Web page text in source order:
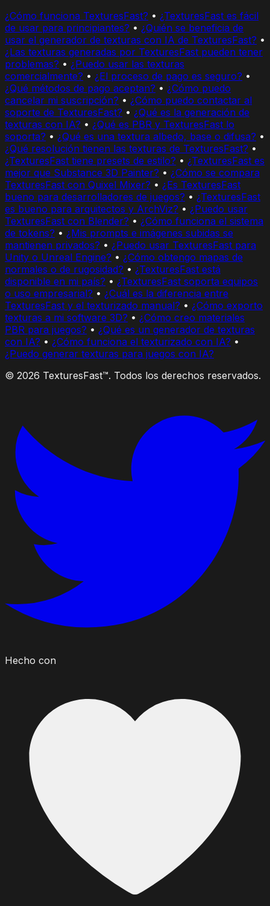
¿Cómo funciona TexturesFast? • ¿TexturesFast es fácil
de usar para principiantes? • ¿Quién se beneficia de
usar el generador de texturas con IA de TexturesFast? •
¿Las texturas generadas por TexturesFast pueden tener
problemas? • ¿Puedo usar las texturas
comercialmente? • ¿El proceso de pago es seguro? •
¿Qué métodos de pago aceptan? • ¿Cómo puedo
cancelar mi suscripción? • ¿Cómo puedo contactar al
soporte de TexturesFast? • ¿Qué es la generación de
texturas con IA? • ¿Qué es PBR y TexturesFast lo
soporta? • ¿Qué es una textura albedo, base o difusa? •
¿Qué resolución tienen las texturas de TexturesFast? •
¿TexturesFast tiene presets de estilo? • ¿TexturesFast es
mejor que Substance 3D Painter? • ¿Cómo se compara
TexturesFast con Quixel Mixer? • ¿Es TexturesFast
bueno para desarrolladores de juegos? • ¿TexturesFast
es bueno para arquitectos y ArchViz? • ¿Puedo usar
TexturesFast con Blender? • ¿Cómo funciona el sistema
de tokens? • ¿Mis prompts e imágenes subidas se
mantienen privados? • ¿Puedo usar TexturesFast para
Unity o Unreal Engine? • ¿Cómo obtengo mapas de
normales o de rugosidad? • ¿TexturesFast está
disponible en mi país? • ¿TexturesFast soporta equipos
o uso empresarial? • ¿Cuál es la diferencia entre
TexturesFast y el texturizado manual? • ¿Cómo exporto
texturas a mi software 3D? • ¿Cómo creo materiales
PBR para juegos? • ¿Qué es un generador de texturas
con IA? • ¿Cómo funciona el texturizado con IA? •
¿Puedo generar texturas para juegos con IA?
© 2026 TexturesFast™. Todos los derechos reservados.
Hecho con